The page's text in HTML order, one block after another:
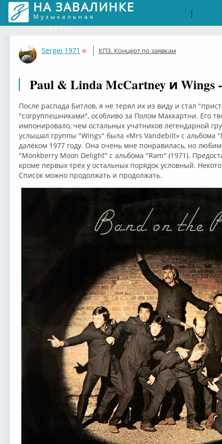
НА ЗАВАЛИНКЕ
Музыкальная
соцсеть
|
Sergei 1971
Оффлайн
КПЗ. Концерт по заявкам
Paul & Linda McCartney и
После распада Битлов, я не терял их из виду и стал
"согруппешниками", особливо за Полом Маккартни. Его
импонировало, чем остальных учатников легендарной
услышал группы "Wings" была «Mrs Vandebilt» с альбома
далёком 1977 году. Она очень мне понравилась, но
"Monkberry Moon Delight" с альбома "Ram" (1971).
кроме первых трёх у остальных порядок условный.
Список можно продолжать и продолжать.